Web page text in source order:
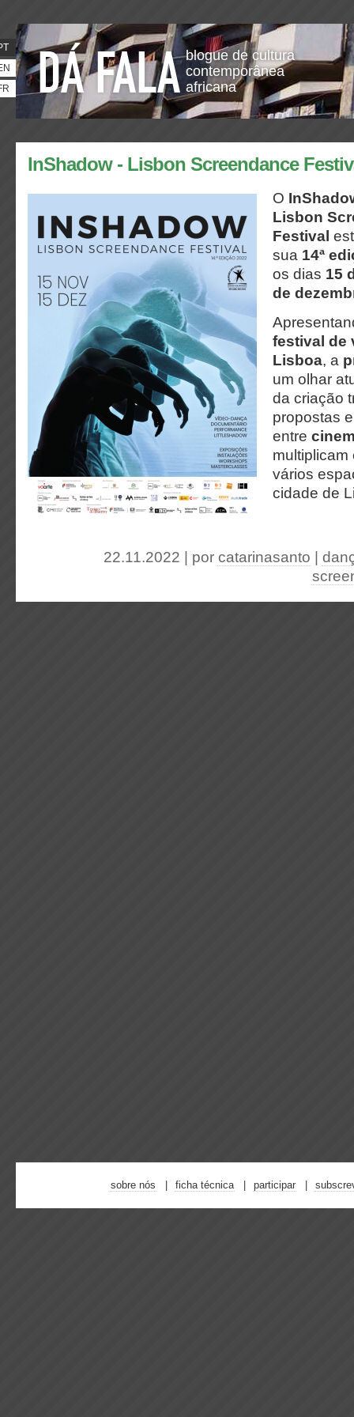
blogue de cultura
contemporânea
africana
InShadow - Lisbon Screendance
O
Lisbon
Festival
sua 14ª
os dias 15
de
festival de
Lisboa, a
um olhar
da criação
propostas
entre
multiplicam
vários
cidade de
22.11.2022 | por catarinasanto
sobre nós ficha técnica participar